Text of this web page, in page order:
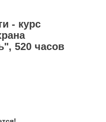
- курс
520 часов